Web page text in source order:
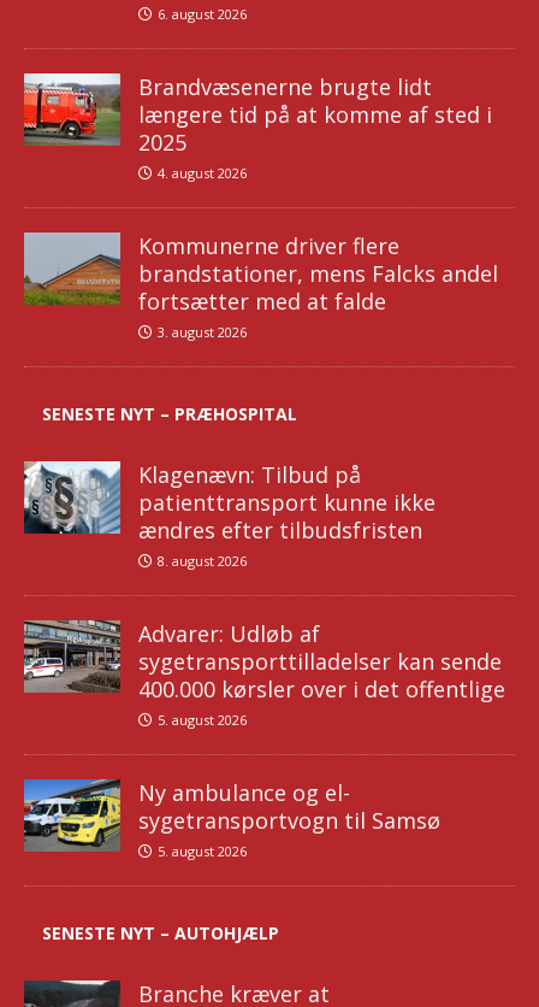
6. august 2026
Brandvæsenerne brugte lidt
længere tid på at komme af sted i
2025
4. august 2026
Kommunerne driver flere
brandstationer, mens Falcks andel
fortsætter med at falde
3. august 2026
SENESTE NYT – PRÆHOSPITAL
Klagenævn: Tilbud på
patienttransport kunne ikke
ændres efter tilbudsfristen
8. august 2026
Advarer: Udløb af
sygetransporttilladelser kan sende
400.000 kørsler over i det offentlige
5. august 2026
Ny ambulance og el-
sygetransportvogn til Samsø
5. august 2026
SENESTE NYT – AUTOHJÆLP
Branche kræver at